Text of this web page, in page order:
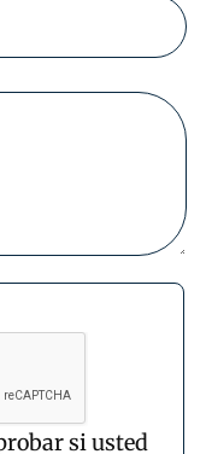
si usted